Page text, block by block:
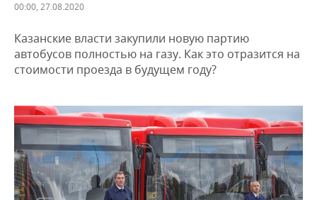
ДЕКЛАРАЦИИ О ДОХОДАХ
ВУЗЫ ТАТАРСТАНА
КОМУ ПРИНАДЛЕЖАТ
ТОРГОВЫЕ ЦЕНТРЫ
ТАТАРСТАНА
НОВОСТИ ЭКОНОМИКИ
БАНКИ
БЮДЖЕТ
ИНВЕСТИЦИИ
ПРОМЫШЛЕННОСТЬ
АГРОПРОМ
МАШИНОСТРОЕНИЕ
НЕФТЕХИМИЯ
НОВОСТИ НЕДВИЖИМОСТИ
АВТО
НОВОСТИ АВТО
БИЗНЕС
НОВОСТИ БИЗНЕСА
ТЕХНОЛОГИИ
00:00, 27.08.2020
Казанские власти закупили новую партию
автобусов полностью на газу. Как это отразится на
стоимости проезда в будущем году?